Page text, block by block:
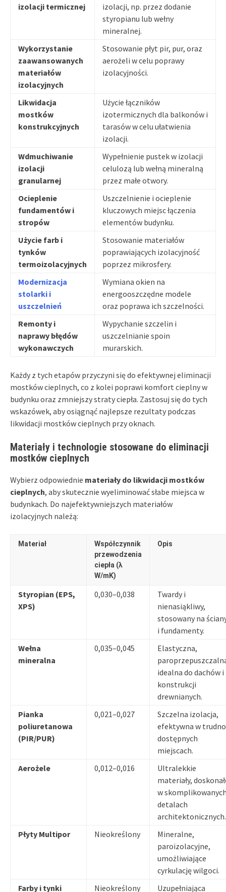
izolacji termicznej
izolacji, np. przez dodanie
styropianu lub wełny
mineralnej.
Wykorzystanie
zaawansowanych
materiałów
izolacyjnych
Stosowanie płyt pir, pur, oraz
aerożeli w celu poprawy
izolacyjności.
Likwidacja
mostków
konstrukcyjnych
Użycie łączników
izotermicznych dla balkonów i
tarasów w celu ułatwienia
izolacji.
Wdmuchiwanie
izolacji
granularnej
Wypełnienie pustek w izolacji
celulozą lub wełną mineralną
przez małe otwory.
Ocieplenie
fundamentów i
stropów
Uszczelnienie i ocieplenie
kluczowych miejsc łączenia
elementów budynku.
Użycie farb i
tynków
termoizolacyjnych
Stosowanie materiałów
poprawiających izolacyjność
poprzez mikrosfery.
Modernizacja
stolarki i
uszczelnień
Wymiana okien na
energooszczędne modele
oraz poprawa ich szczelności.
Remonty i
naprawy błędów
wykonawczych
Wypychanie szczelin i
uszczelnianie spoin
murarskich.
Każdy z tych etapów przyczyni się do efektywnej eliminacji
mostków cieplnych, co z kolei poprawi komfort cieplny w
budynku oraz zmniejszy straty ciepła. Zastosuj się do tych
wskazówek, aby osiągnąć najlepsze rezultaty podczas
likwidacji mostków cieplnych przy oknach.
Materiały i technologie stosowane do eliminacji
mostków cieplnych
Wybierz odpowiednie materiały do likwidacji mostków
cieplnych, aby skutecznie wyeliminować słabe miejsca w
budynkach. Do najefektywniejszych materiałów
izolacyjnych należą:
Materiał
Współczynnik
przewodzenia
ciepła (λ
W/mK)
Opis
Styropian (EPS,
XPS)
0,030–0,038
Twardy i
nienasiąkliwy,
stosowany na
i fundamenty.
Wełna
mineralna
0,035–0,045
Elastyczna,
idealna do dachów i
konstrukcji
drewnianych.
Pianka
poliuretanowa
(PIR/PUR)
0,021–0,027
Szczelna izolacja,
efektywna w trudno
dostępnych
miejscach.
Aerożele
0,012–0,016
Ultralekkie
materiały,
w
detalach
architektonicznych.
Płyty Multipor
Nieokreślony
Mineralne,
paroizolacyjne,
umożliwiające
cyrkulację wilgoci.
Farby i tynki
Nieokreślony Uzupełniająca